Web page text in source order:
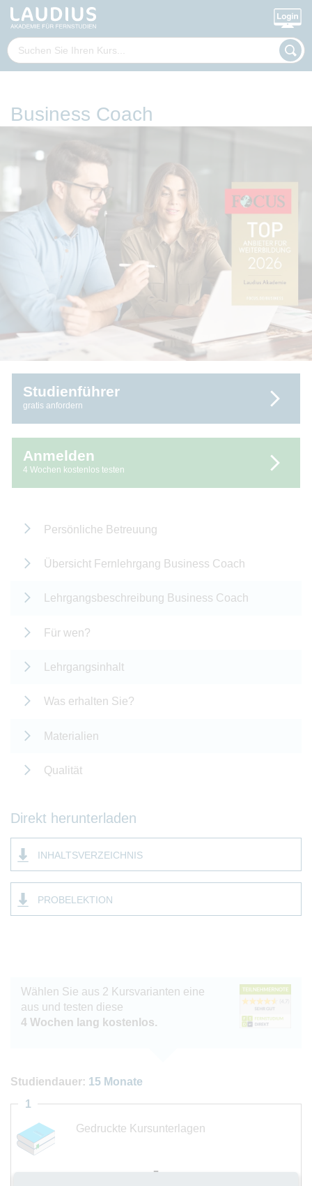
Business Coach
Studienführer
gratis anfordern
Anmelden
4 Wochen kostenlos testen
Persönliche Betreuung
Übersicht Fernlehrgang Business Coach
Lehrgangsbeschreibung Business Coach
Für wen?
Lehrgangsinhalt
Was erhalten Sie?
Materialien
Qualität
Direkt herunterladen
INHALTSVERZEICHNIS
PROBELEKTION
Wählen Sie aus 2 Kursvarianten eine
aus und testen diese
4 Wochen lang kostenlos.
Studiendauer: 15 Monate
Gedruckte Kursunterlagen
1